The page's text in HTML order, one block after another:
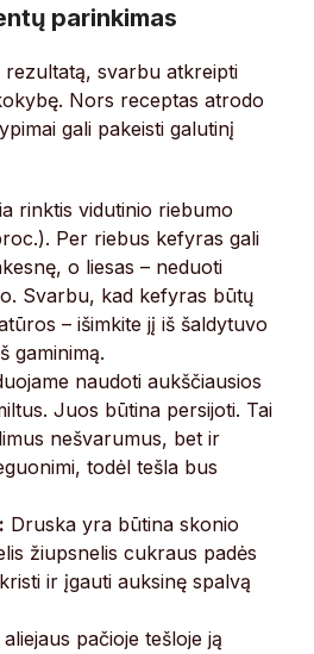
parinkimas
svarbu atkreipti
Nors receptas atrodo
gali pakeisti galutinį
rinktis vidutinio riebumo
Per riebus kefyras gali
o liesas – neduoti
Svarbu, kad kefyras būtų
– išimkite jį iš šaldytuvo
gaminimą.
naudoti aukščiausios
Juos būtina persijoti. Tai
nešvarumus, bet ir
todėl tešla bus
Druska yra būtina skonio
žiupsnelis cukraus padės
ir įgauti auksinę spalvą
pačioje tešloje ją